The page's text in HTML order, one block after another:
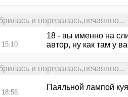
и порезалась,нечаянно...
15:10
18 - вы именно на
автор, ну как там у
и порезалась,нечаянно...
Паяльной лампой